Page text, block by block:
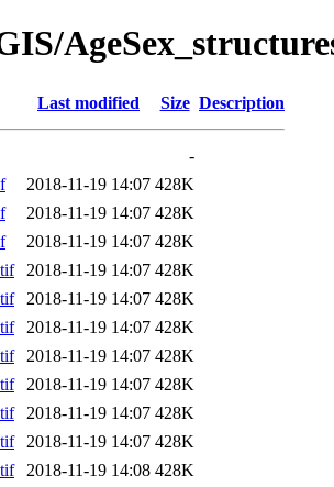
Last modified Size Description
-
2018-11-19 14:07 428K
2018-11-19 14:07 428K
2018-11-19 14:07 428K
2018-11-19 14:07 428K
2018-11-19 14:07 428K
2018-11-19 14:07 428K
2018-11-19 14:07 428K
2018-11-19 14:07 428K
2018-11-19 14:07 428K
2018-11-19 14:07 428K
2018-11-19 14:08 428K